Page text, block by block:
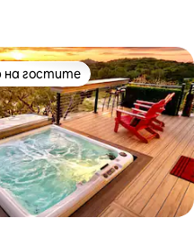
избор на гостите
на гостите